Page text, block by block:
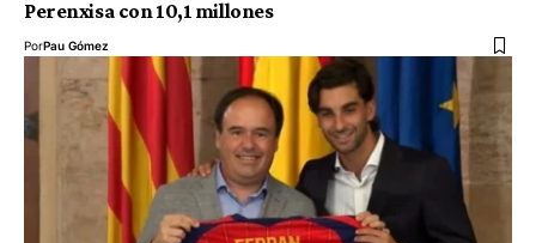
Perenxisa con 10,1 millones
PorPau Gómez